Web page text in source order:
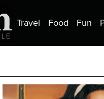
Travel Food Fun